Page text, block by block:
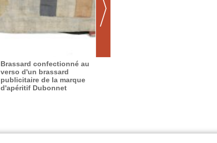
Brassard confectionné au
verso d'un brassard
publicitaire de la marque
d'apéritif Dubonnet